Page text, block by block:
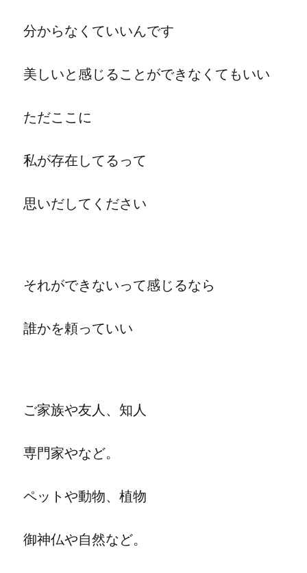
分からなくていいんです
美しいと感じることができなくてもいい
ただここに
私が存在してるって
思いだしてください
それができないって感じるなら
誰かを頼っていい
ご家族や友人、 知人
専門家やなど。
ペットや動物、植物
御神仏や自然など。